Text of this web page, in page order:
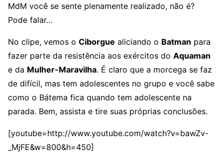
MdM você se sente plenamente realizado, não é?
Pode falar…
No clipe, vemos o Ciborgue aliciando o Batman para
fazer parte da resistência aos exércitos do Aquaman
e da Mulher-Maravilha. É claro que a morcega se faz
de difícil, mas tem adolescentes no grupo e você sabe
como o Bátema fica quando tem adolescente na
parada. Bem, assista e tire suas próprias conclusões.
[youtube=http://www.youtube.com/watch?v=bawZv-
_MjFE&w=800&h=450]